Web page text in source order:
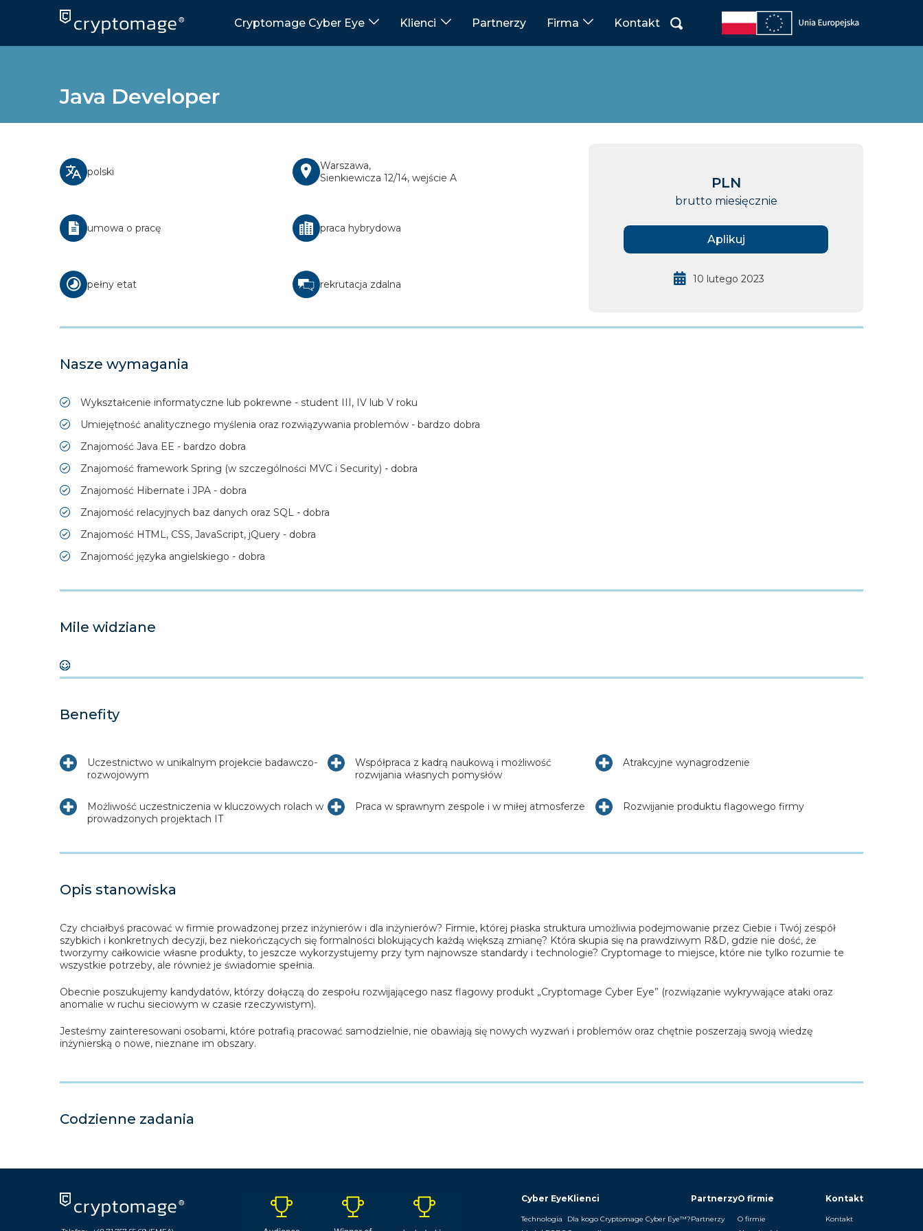
Cryptomage Cyber Eye Klienci Partnerzy Firma Kontakt
Java Developer
polski
Warszawa,
Sienkiewicza 12/14, wejście A
umowa o pracę praca hybrydowa
pełny etat rekrutacja zdalna
PLN
brutto miesięcznie
Aplikuj
10 lutego 2023
Nasze wymagania
Wykształcenie informatyczne lub pokrewne - student III, IV lub V roku
Umiejętność analitycznego myślenia oraz rozwiązywania problemów - bardzo dobra
Znajomość Java EE - bardzo dobra
Znajomość framework Spring (w szczególności MVC i Security) - dobra
Znajomość Hibernate i JPA - dobra
Znajomość relacyjnych baz danych oraz SQL - dobra
Znajomość HTML, CSS, JavaScript, jQuery - dobra
Znajomość języka angielskiego - dobra
Mile widziane
Benefity
Uczestnictwo w unikalnym projekcie badawczo-
rozwojowym
Współpraca z kadrą naukową i możliwość
rozwijania własnych pomysłów
Atrakcyjne wynagrodzenie
Możliwość uczestniczenia w kluczowych rolach w
prowadzonych projektach IT
Praca w sprawnym zespole i w miłej atmosferze Rozwijanie produktu flagowego firmy
Opis stanowiska
Czy chciałbyś pracować w firmie prowadzonej przez inżynierów i dla inżynierów? Firmie, której płaska struktura umożliwia podejmowanie przez Ciebie i Twój zespół
szybkich i konkretnych decyzji, bez niekończących się formalności blokujących każdą większą zmianę? Która skupia się na prawdziwym R&D, gdzie nie dość, że
tworzymy całkowicie własne produkty, to jeszcze wykorzystujemy przy tym najnowsze standardy i technologie? Cryptomage to miejsce, które nie tylko rozumie te
wszystkie potrzeby, ale również je świadomie spełnia.
Obecnie poszukujemy kandydatów, którzy dołączą do zespołu rozwijającego nasz flagowy produkt „Cryptomage Cyber Eye” (rozwiązanie wykrywające ataki oraz
anomalie w ruchu sieciowym w czasie rzeczywistym).
Jesteśmy zainteresowani osobami, które potrafią pracować samodzielnie, nie obawiają się nowych wyzwań i problemów oraz chętnie poszerzają swoją wiedzę
inżynierską o nowe, nieznane im obszary.
Codzienne zadania
Cyber Eye
Technologia
Klienci
Dla kogo Cryptomage Cyber Eye™?
Partnerzy
Partnerzy
O firmie
O firmie
Kontakt
Kontakt